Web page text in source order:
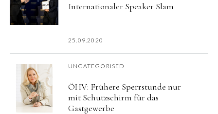
Internationaler Speaker Slam
25.09.2020
UNCATEGORISED
ÖHV: Frühere Sperrstunde nur
mit Schutzschirm für das
Gastgewerbe